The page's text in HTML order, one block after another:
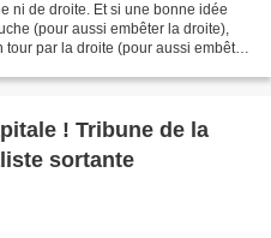
ni de droite. Et si une bonne idée
(pour aussi embêter la droite),
par la droite (pour aussi embêter
! Tribune de la
sortante